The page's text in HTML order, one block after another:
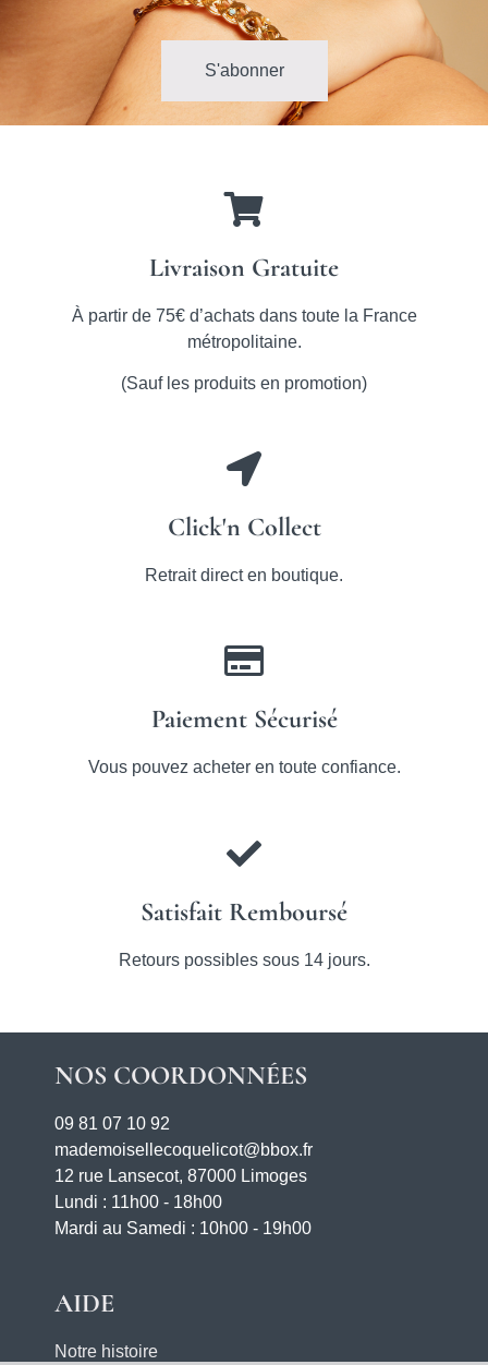
S'abonner
Livraison Gratuite
À partir de 75€ d’achats dans toute la France
métropolitaine.
(Sauf les produits en promotion)
Click'n Collect
Retrait direct en boutique.
Paiement Sécurisé
Vous pouvez acheter en toute confiance.
Satisfait Remboursé
Retours possibles sous 14 jours.
NOS COORDONNÉES
09 81 07 10 92
mademoisellecoquelicot@bbox.fr
12 rue Lansecot, 87000 Limoges
Lundi : 11h00 - 18h00
Mardi au Samedi : 10h00 - 19h00
AIDE
Notre histoire